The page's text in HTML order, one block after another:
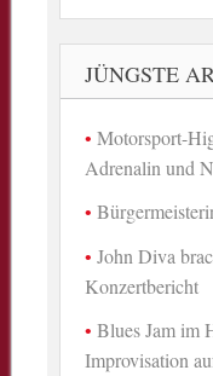
JÜNGSTE
Motorsport-
Adrenalin und
John Diva
Konzertbericht
Blues Jam im
Improvisation